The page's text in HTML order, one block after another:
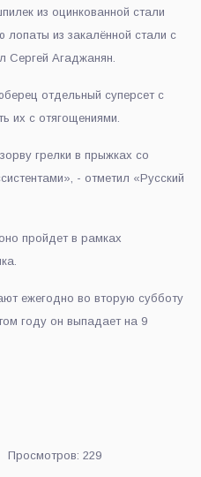
из оцинкованной стали
из закалённой стали с
Сергей Агаджанян.
отдельный суперсет с
их с отягощениями.
грелки в прыжках со
- отметил «Русский
пройдет в рамках
ежегодно во вторую субботу
году он выпадает на 9
Просмотров: 229